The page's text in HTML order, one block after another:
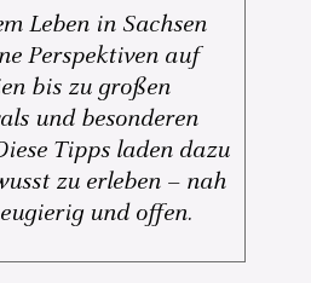
Leben in Sachsen
Perspektiven auf
bis zu großen
und besonderen
Tipps laden dazu
zu erleben – nah
und offen.